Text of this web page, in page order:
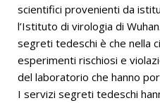
scientifici provenienti da
l’Istituto di virologia di
segreti tedeschi è che nella
esperimenti rischiosi e
del laboratorio che hanno
I servizi segreti tedeschi